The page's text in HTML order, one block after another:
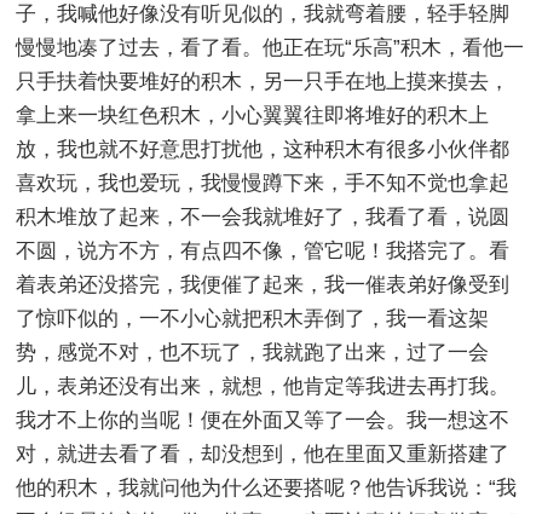
子，我喊他好像没有听见似的，我就弯着腰，轻手轻脚
慢慢地凑了过去，看了看。他正在玩“乐高”积木，看他一
只手扶着快要堆好的积木，另一只手在地上摸来摸去，
拿上来一块红色积木，小心翼翼往即将堆好的积木上
放，我也就不好意思打扰他，这种积木有很多小伙伴都
喜欢玩，我也爱玩，我慢慢蹲下来，手不知不觉也拿起
积木堆放了起来，不一会我就堆好了，我看了看，说圆
不圆，说方不方，有点四不像，管它呢！我搭完了。看
着表弟还没搭完，我便催了起来，我一催表弟好像受到
了惊吓似的，一不小心就把积木弄倒了，我一看这架
势，感觉不对，也不玩了，我就跑了出来，过了一会
儿，表弟还没有出来，就想，他肯定等我进去再打我。
我才不上你的当呢！便在外面又等了一会。我一想这不
对，就进去看了看，却没想到，他在里面又重新搭建了
他的积木，我就问他为什么还要搭呢？他告诉我说：“我